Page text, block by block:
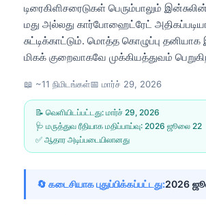
டிரைகிளிசரைடுகள் பெரும்பாலும்
மது அல்லது கார்போஹைட்ரேட்
சுட்டிக்காட்டும். மொத்த கொழுப்பு தனியாக
மிகக் குறைவாகவே முக்கியத்துவம்
📖 ~11 நிமிடங்கள்📅 மார்ச் 29, 2026
📝 வெளியிடப்பட்டது: மார்ச் 29, 2026
🩺 மருத்துவ ரீதியாக மதிப்பாய்வு: 2026 ஜூலை 22
✅ ஆதார அடிப்படையிலானது
🔄 கடைசியாக புதுப்பிக்கப்பட்டது:2026